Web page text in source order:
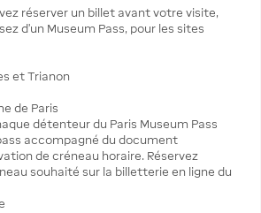
réserver un billet avant votre visite,
d’un Museum Pass, pour les sites
et Trianon
de Paris
détenteur du Paris Museum Pass
accompagné du document
de créneau horaire. Réservez
souhaité sur la billetterie en ligne du